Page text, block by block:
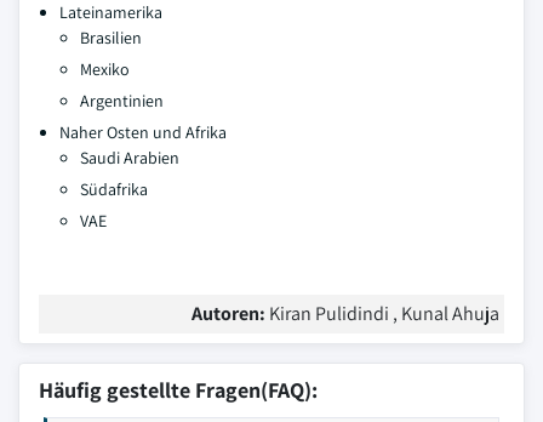
Lateinamerika
Brasilien
Mexiko
Argentinien
Naher Osten und Afrika
Saudi Arabien
Südafrika
VAE
Autoren: Kiran Pulidindi , Kunal Ahuja
Häufig gestellte Fragen(FAQ):